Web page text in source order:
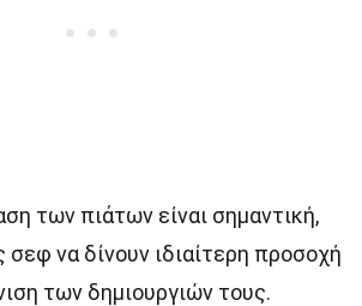
των πιάτων είναι σημαντική,
σεφ να δίνουν ιδιαίτερη προσοχή
των δημιουργιών τους.